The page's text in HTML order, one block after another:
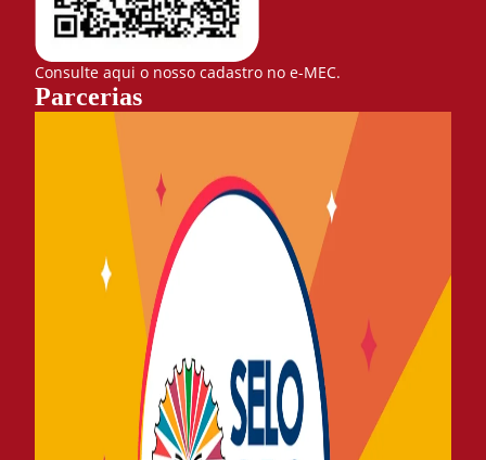
Consulte aqui o nosso cadastro no e-MEC.
Parcerias